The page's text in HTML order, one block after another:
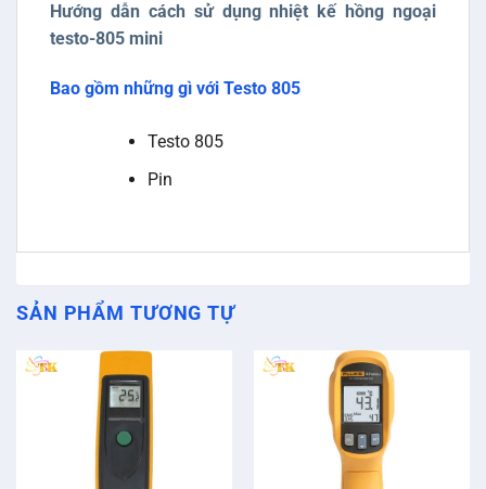
Hướng dẫn cách sử dụng nhiệt kế hồng ngoại
testo-805 mini
Bao gồm những gì với Testo 805
Testo 805
Pin
SẢN PHẨM TƯƠNG TỰ